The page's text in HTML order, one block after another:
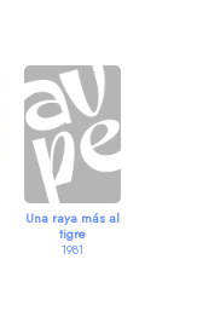
Una raya más al
tigre
1981